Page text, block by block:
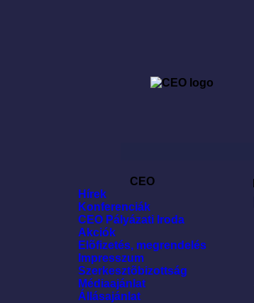
CEO
Hírek
Konferenciák
CEO Pályázati Iroda
Akciók
Elõfizetés, megrendelés
Impresszum
Szerkesztõbizottság
Médiaajánlat
Állásajánlat